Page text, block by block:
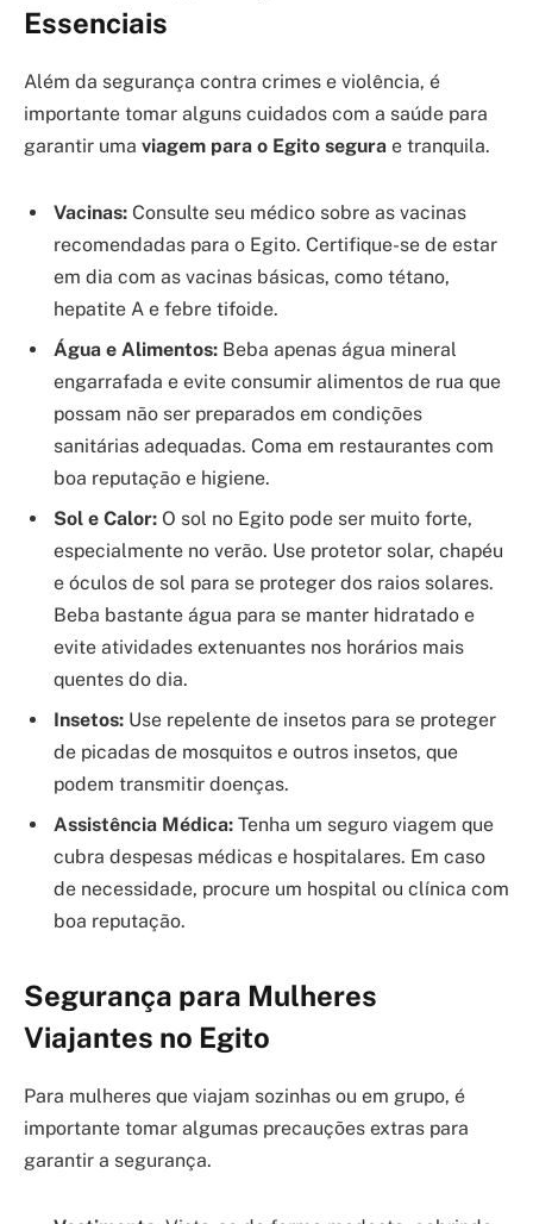
Essenciais
Além da segurança contra crimes e violência, é
importante tomar alguns cuidados com a saúde para
garantir uma viagem para o Egito segura e tranquila.
Vacinas: Consulte seu médico sobre as vacinas
recomendadas para o Egito. Certifique-se de estar
em dia com as vacinas básicas, como tétano,
hepatite A e febre tifoide.
Água e Alimentos: Beba apenas água mineral
engarrafada e evite consumir alimentos de rua que
possam não ser preparados em condições
sanitárias adequadas. Coma em restaurantes com
boa reputação e higiene.
Sol e Calor: O sol no Egito pode ser muito forte,
especialmente no verão. Use protetor solar, chapéu
e óculos de sol para se proteger dos raios solares.
Beba bastante água para se manter hidratado e
evite atividades extenuantes nos horários mais
quentes do dia.
Insetos: Use repelente de insetos para se proteger
de picadas de mosquitos e outros insetos, que
podem transmitir doenças.
Assistência Médica: Tenha um seguro viagem que
cubra despesas médicas e hospitalares. Em caso
de necessidade, procure um hospital ou clínica com
boa reputação.
Segurança para Mulheres
Viajantes no Egito
Para mulheres que viajam sozinhas ou em grupo, é
importante tomar algumas precauções extras para
garantir a segurança.